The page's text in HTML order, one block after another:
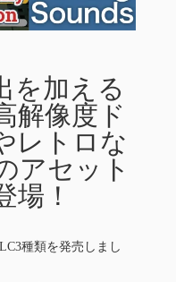
を加える
解像度ド
レトロな
アセット
場！
種類を発売しまし